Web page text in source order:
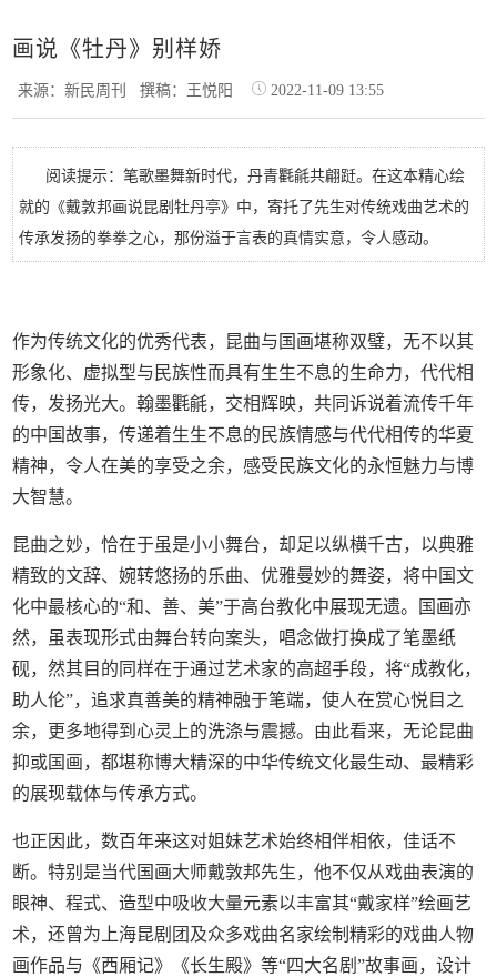
画说《牡丹》别样娇
来源：新民周刊撰稿：王悦阳 2022-11-09 13:55
阅读提示：笔歌墨舞新时代，丹青氍毹共翩跹。在这本精心绘
就的《戴敦邦画说昆剧牡丹亭》中，寄托了先生对传统戏曲艺术的
传承发扬的拳拳之心，那份溢于言表的真情实意，令人感动。
作为传统文化的优秀代表，昆曲与国画堪称双璧，无不以其
形象化、虚拟型与民族性而具有生生不息的生命力，代代相
传，发扬光大。翰墨氍毹，交相辉映，共同诉说着流传千年
的中国故事，传递着生生不息的民族情感与代代相传的华夏
精神，令人在美的享受之余，感受民族文化的永恒魅力与博
大智慧。
昆曲之妙，恰在于虽是小小舞台，却足以纵横千古，以典雅
精致的文辞、婉转悠扬的乐曲、优雅曼妙的舞姿，将中国文
化中最核心的“和、善、美”于高台教化中展现无遗。国画亦
然，虽表现形式由舞台转向案头，唱念做打换成了笔墨纸
砚，然其目的同样在于通过艺术家的高超手段，将“成教化，
助人伦”，追求真善美的精神融于笔端，使人在赏心悦目之
余，更多地得到心灵上的洗涤与震撼。由此看来，无论昆曲
抑或国画，都堪称博大精深的中华传统文化最生动、最精彩
的展现载体与传承方式。
也正因此，数百年来这对姐妹艺术始终相伴相依，佳话不
断。特别是当代国画大师戴敦邦先生，他不仅从戏曲表演的
眼神、程式、造型中吸收大量元素以丰富其“戴家样”绘画艺
术，还曾为上海昆剧团及众多戏曲名家绘制精彩的戏曲人物
画作品与《西厢记》《长生殿》等“四大名剧”故事画，设计